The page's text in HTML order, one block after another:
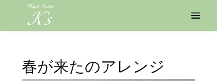
春が来たのアレンジ